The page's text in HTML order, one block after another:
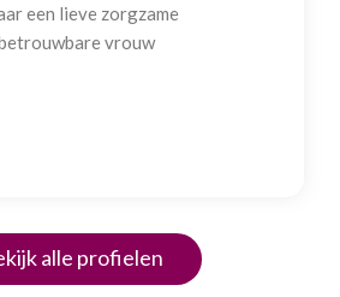
een lieve zorgzame
vrouw
alle profielen